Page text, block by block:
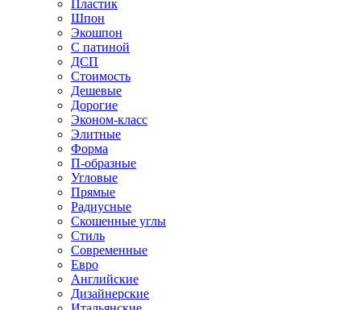
Пластик
Шпон
Экошпон
С патиной
ДСП
Стоимость
Дешевые
Дорогие
Эконом-класс
Элитные
Форма
П-образные
Угловые
Прямые
Радиусные
Скошенные углы
Стиль
Современные
Евро
Английские
Дизайнерские